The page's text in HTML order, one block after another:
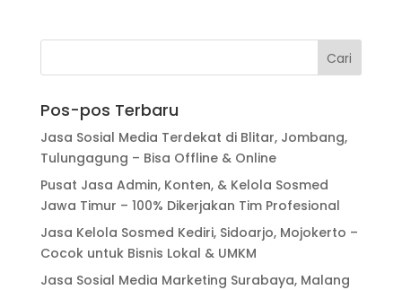
Pos-pos Terbaru
Jasa Sosial Media Terdekat di Blitar, Jombang,
Tulungagung – Bisa Offline & Online
Pusat Jasa Admin, Konten, & Kelola Sosmed
Jawa Timur – 100% Dikerjakan Tim Profesional
Jasa Kelola Sosmed Kediri, Sidoarjo, Mojokerto –
Cocok untuk Bisnis Lokal & UMKM
Jasa Sosial Media Marketing Surabaya, Malang